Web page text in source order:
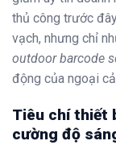
thủ công trước
vạch, nhưng chỉ
outdoor barcode
động của ngoại
Tiêu chí thiết
cường độ